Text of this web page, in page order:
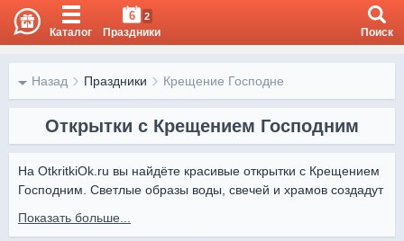
Каталог
6 2
Праздники Поиск
Назад Праздники Крещение Господне
Открытки с Крещением Господним
На OtkritkiOk.ru вы найдёте красивые открытки с Крещением
Господним. Светлые образы воды, свечей и храмов создадут
Показать больше...